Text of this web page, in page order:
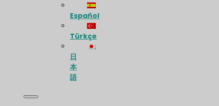
Español
Türkçe
日
本
語